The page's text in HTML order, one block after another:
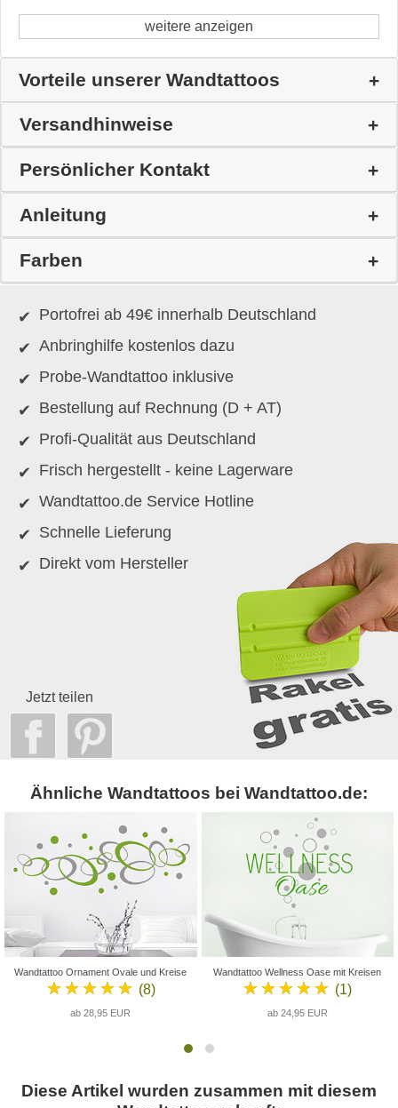
weitere anzeigen
Vorteile unserer Wandtattoos
Versandhinweise
Persönlicher Kontakt
Anleitung
Farben
Portofrei ab 49€ innerhalb Deutschland
Anbringhilfe kostenlos dazu
Probe-Wandtattoo inklusive
Bestellung auf Rechnung (D + AT)
Profi-Qualität aus Deutschland
Frisch hergestellt - keine Lagerware
Wandtattoo.de Service Hotline
Schnelle Lieferung
Direkt vom Hersteller
Jetzt teilen
Ähnliche Wandtattoos bei Wandtattoo.de:
Wandtattoo Ornament Ovale und Kreise
★★★★★ (8)
ab 28,95 EUR
Wandtattoo Wellness Oase mit Kreisen
★★★★★ (1)
ab 24,95 EUR
Diese Artikel wurden zusammen mit diesem